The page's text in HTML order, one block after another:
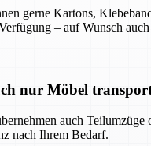
gerne Kartons,
– auf Wunsch
nur Möbel
auch Teilumzüge
nach Ihrem Bedarf.